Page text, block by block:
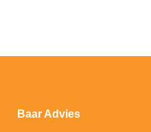
Baar Advies